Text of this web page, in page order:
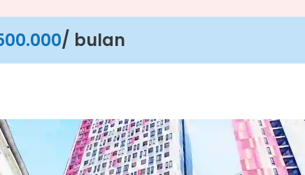
/ bulan